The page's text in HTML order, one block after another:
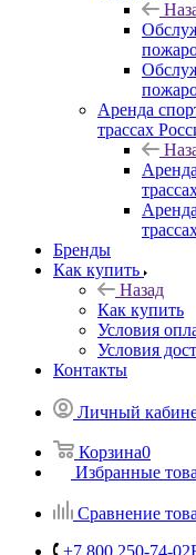
Аренда
трассах
Бренды
Как купить
Назад
Как купить
Условия
Условия
Контакты
Личный
Корзина0
Избранные
Сравнение
+7 800 250-74-02